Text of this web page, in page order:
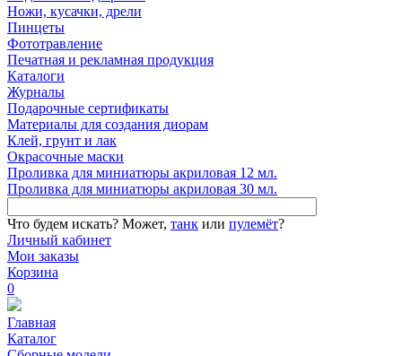
Ножи, кусачки, дрели
Пинцеты
Фототравление
Печатная и рекламная продукция
Каталоги
Журналы
Подарочные сертификаты
Материалы для создания диорам
Клей, грунт и лак
Окрасочные маски
Проливка для миниатюры акриловая 12 мл.
Проливка для миниатюры акриловая 30 мл.
Что будем искать? Может, танк или пулемёт?
Личный кабинет
Мои заказы
Корзина
0
Главная
Каталог